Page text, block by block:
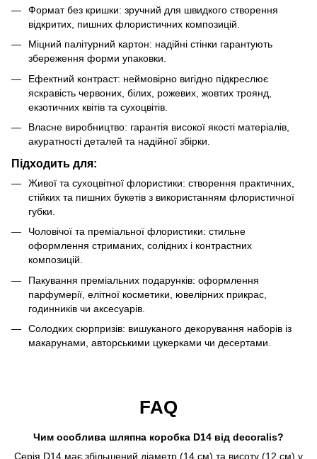
Формат без кришки: зручний для швидкого створення
відкритих, пишних флористичних композицій.
Міцний палітурний картон: надійні стінки гарантують
збереження форми упаковки.
Ефектний контраст: неймовірно вигідно підкреслює
яскравість червоних, білих, рожевих, жовтих троянд,
екзотичних квітів та сухоцвітів.
Власне виробництво: гарантія високої якості матеріалів,
акуратності деталей та надійної збірки.
Підходить для:
Живої та сухоцвітної флористики: створення практичних,
стійких та пишних букетів з використанням флористичної
губки.
Чоловічої та преміальної флористики: стильне
оформлення стриманих, солідних і контрастних
композицій.
Пакування преміальних подарунків: оформлення
парфумерії, елітної косметики, ювелірних прикрас,
годинників чи аксесуарів.
Солодких сюрпризів: вишуканого декорування наборів із
макарунами, авторськими цукерками чи десертами.
FAQ
Чим особлива шляпна коробка D14 від decoralis?
Серія D14 має збільшений діаметр (14 см) та висоту (12 см) у